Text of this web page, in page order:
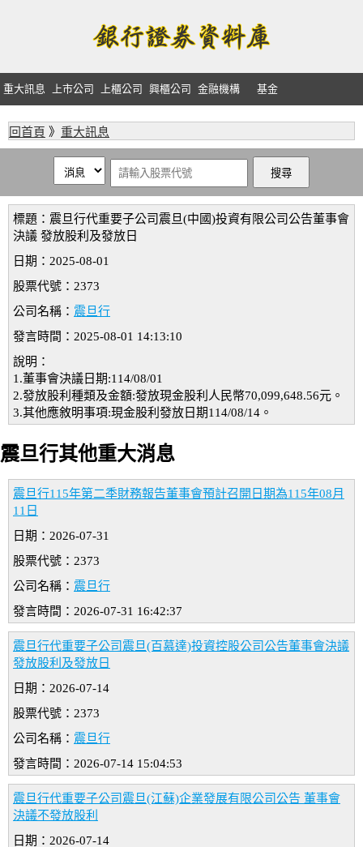
重大訊息 上市公司 上櫃公司 興櫃公司 金融機構 基金
回首頁 》 重大訊息
標題：震旦行代重要子公司震旦(中國)投資有限公司公告董事會
決議 發放股利及發放日
日期：2025-08-01
股票代號：2373
公司名稱： 震旦行
發言時間：2025-08-01 14:13:10
說明：
1.董事會決議日期:114/08/01
2.發放股利種類及金額:發放現金股利人民幣70,099,648.56元。
3.其他應敘明事項:現金股利發放日期114/08/14。
震旦行其他重大消息
震旦行115年第二季財務報告董事會預計召開日期為115年08月
11日
日期：2026-07-31
股票代號：2373
公司名稱： 震旦行
發言時間：2026-07-31 16:42:37
震旦行代重要子公司震旦(百慕達)投資控股公司公告董事會決議
發放股利及發放日
日期：2026-07-14
股票代號：2373
公司名稱： 震旦行
發言時間：2026-07-14 15:04:53
震旦行代重要子公司震旦(江蘇)企業發展有限公司公告 董事會
決議不發放股利
日期：2026-07-14